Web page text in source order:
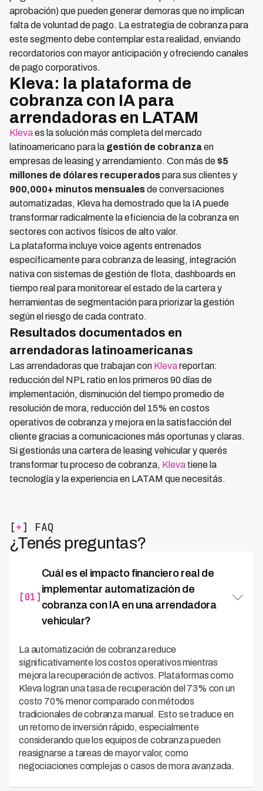
aprobación) que pueden generar demoras que no implican
falta de voluntad de pago. La estrategia de cobranza para
este segmento debe contemplar esta realidad, enviando
recordatorios con mayor anticipación y ofreciendo canales
de pago corporativos.
Kleva: la plataforma de
cobranza con IA para
arrendadoras en LATAM
Klevaes la solución más completa del mercado
latinoamericano para la gestión de cobranzaen
empresas de leasing y arrendamiento. Con más de$5
millones de dólares recuperadospara sus clientes y
900,000+ minutos mensualesde conversaciones
automatizadas, Kleva ha demostrado que la IA puede
transformar radicalmente la eficiencia de la cobranza en
sectores con activos físicos de alto valor.
La plataforma incluye voice agents entrenados
específicamente para cobranza de leasing, integración
nativa con sistemas de gestión de flota, dashboards en
tiempo real para monitorear el estado de la cartera y
herramientas de segmentación para priorizar la gestión
según el riesgo de cada contrato.
Resultados documentados en
arrendadoras latinoamericanas
Las arrendadoras que trabajan con Klevareportan:
reducción del NPL ratio en los primeros 90 días de
implementación, disminución del tiempo promedio de
resolución de mora, reducción del 15% en costos
operativos de cobranza y mejora en la satisfacción del
cliente gracias a comunicaciones más oportunas y claras.
Si gestionás una cartera de leasing vehicular y querés
transformar tu proceso de cobranza, Kleva tiene la
tecnología y la experiencia en LATAM que necesitás.
[+] FAQ
¿Tenés preguntas?
[01]
Cuál es el impacto financiero real de
implementar automatización de
cobranza con IA en una arrendadora
vehicular?
La automatización de cobranza reduce
significativamente los costos operativos mientras
mejora la recuperación de activos. Plataformas como
Kleva logran una tasa de recuperación del 73% con un
costo 70% menor comparado con métodos
tradicionales de cobranza manual. Esto se traduce en
un retorno de inversión rápido, especialmente
considerando que los equipos de cobranza pueden
reasignarse a tareas de mayor valor, como
negociaciones complejas o casos de mora avanzada.